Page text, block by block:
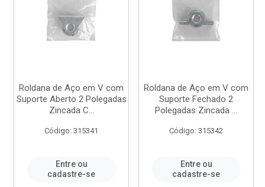
Roldana de Aço em V com
Suporte Aberto 2 Polegadas
Zincada C...
Código: 315341
Entre ou
cadastre-se
Roldana de Aço em V com
Suporte Fechado 2
Polegadas Zincada ...
Código: 315342
Entre ou
cadastre-se